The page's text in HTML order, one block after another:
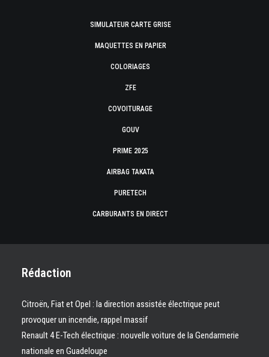
SIMULATEUR CARTE GRISE
MAQUETTES EN PAPIER
COLORIAGES
ZFE
COVOITURAGE
GOUV
PRIME 2025
AIRBAG TAKATA
PURETECH
CARBURANTS EN DIRECT
Rédaction
Citroën, Fiat et Opel : la direction assistée électrique peut
provoquer un incendie, rappel massif
Renault 4 E-Tech électrique : nouvelle voiture de la Gendarmerie
nationale en Guadeloupe